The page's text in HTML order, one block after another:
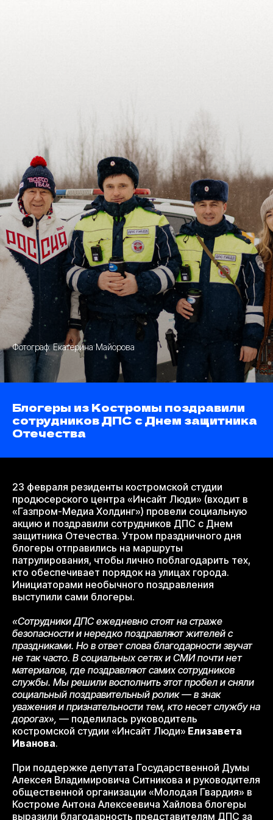
Фотограф: Екатерина Майорова
Блогеры из Костромы поздравили
сотрудников ДПС с Днем защитника
Отечества
23 февраля резиденты костромской студии
продюсерского центра «Инсайт Люди» (входит в
«Газпром-Медиа Холдинг») провели социальную
акцию и поздравили сотрудников ДПС с Днем
защитника Отечества. Утром праздничного дня
блогеры отправились на маршруты
патрулирования, чтобы лично поблагодарить тех,
кто обеспечивает порядок на улицах города.
Инициаторами необычного поздравления
выступили сами блогеры.
«Сотрудники ДПС ежедневно стоят на страже
безопасности и нередко поздравляют жителей с
праздниками. Но в ответ слова благодарности звучат
не так часто. В социальных сетях и СМИ почти нет
материалов, где поздравляют самих сотрудников
службы. Мы решили восполнить этот пробел и сняли
социальный поздравительный ролик — в знак
уважения и признательности тем, кто несет службу на
дорогах», — поделилась руководитель
костромской студии «Инсайт Люди» Елизавета
Иванова.
При поддержке депутата Государственной Думы
Алексея Владимировича Ситникова и руководителя
общественной организации «Молодая Гвардия» в
Костроме Антона Алексеевича Хайлова блогеры
выразили благодарность представителям ДПС за